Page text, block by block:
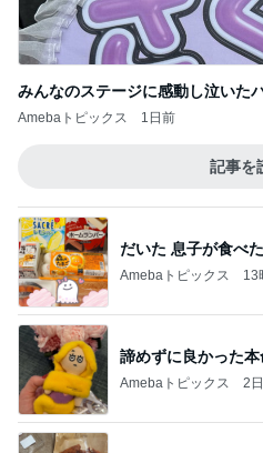
みんなのステージに感動し泣いた
Amebaトピックス 1日前
記事を
だいた 息子が食べ
Amebaトピックス 13
諦めずに良かった
Amebaトピックス 2